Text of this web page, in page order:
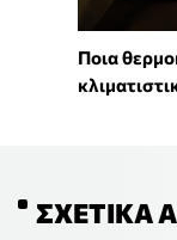
Ποια
ΣΧΕΤΙΚΆ